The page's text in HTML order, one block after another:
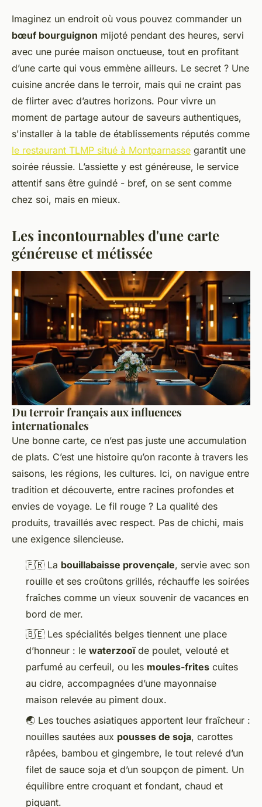
Imaginez un endroit où vous pouvez commander un
bœuf bourguignon mijoté pendant des heures, servi
avec une purée maison onctueuse, tout en profitant
d’une carte qui vous emmène ailleurs. Le secret ? Une
cuisine ancrée dans le terroir, mais qui ne craint pas
de flirter avec d’autres horizons. Pour vivre un
moment de partage autour de saveurs authentiques,
s'installer à la table de établissements réputés comme
le restaurant TLMP situé à Montparnasse garantit une
soirée réussie. L’assiette y est généreuse, le service
attentif sans être guindé - bref, on se sent comme
chez soi, mais en mieux.
Les incontournables d'une carte
généreuse et métissée
Du terroir français aux influences
internationales
Une bonne carte, ce n’est pas juste une accumulation
de plats. C’est une histoire qu’on raconte à travers les
saisons, les régions, les cultures. Ici, on navigue entre
tradition et découverte, entre racines profondes et
envies de voyage. Le fil rouge ? La qualité des
produits, travaillés avec respect. Pas de chichi, mais
une exigence silencieuse.
🇫🇷 La bouillabaisse provençale, servie avec son
rouille et ses croûtons grillés, réchauffe les soirées
fraîches comme un vieux souvenir de vacances en
bord de mer.
🇧🇪 Les spécialités belges tiennent une place
d’honneur : le waterzooïde poulet, velouté et
parfumé au cerfeuil, ou les moules-frites cuites
au cidre, accompagnées d’une mayonnaise
maison relevée au piment doux.
🌏 Les touches asiatiques apportent leur fraîcheur :
nouilles sautées aux pousses de soja, carottes
râpées, bambou et gingembre, le tout relevé d’un
filet de sauce soja et d’un soupçon de piment. Un
équilibre entre croquant et fondant, chaud et
piquant.